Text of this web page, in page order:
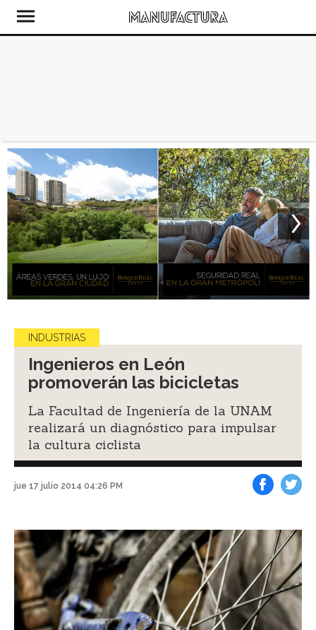
INDUSTRIAS
Ingenieros en León
promoverán las bicicletas
La Facultad de Ingeniería de la UNAM
realizará un diagnóstico para impulsar
la cultura ciclista
jue 17 julio 2014 04:26 PM